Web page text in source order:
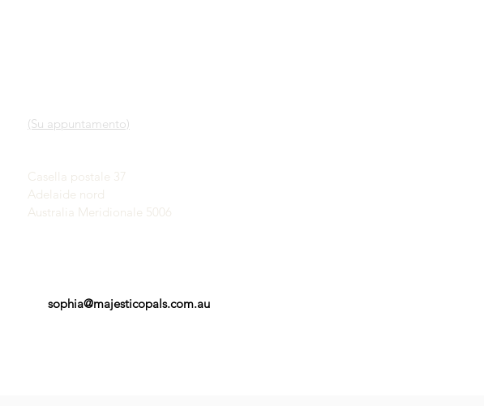
(Su appuntamento)
Casella postale 37
Adelaide nord
Australia Meridionale 5006
sophia@majesticopals.com.au